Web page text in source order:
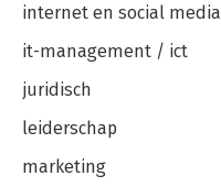
internet en social media
it-management / ict
juridisch
leiderschap
marketing